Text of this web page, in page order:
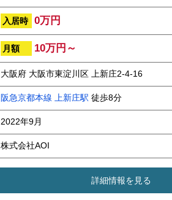
入居時 0万円
月額 10万円～
大阪府 大阪市東淀川区 上新庄2-4-16
阪急京都本線 上新庄駅 徒歩8分
2022年9月
株式会社AOI
詳細情報を見る